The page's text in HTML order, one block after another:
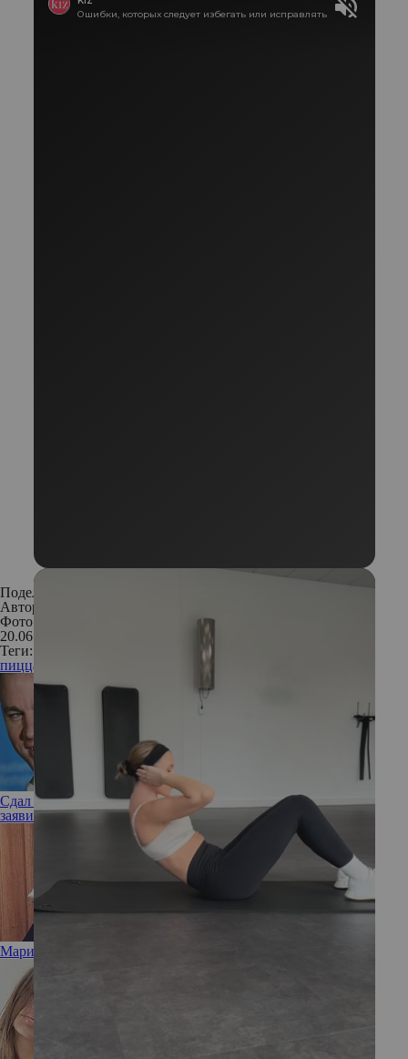
Поделиться:
Автор:
Фото: Instagram
20.06.2017
Теги:
пицца
бомбочка-пицца
Сдал назад: в разгар романа с Зои Кравиц Ченнинг Татум
заявил, что не готов снова жениться
Марион Котийяр стала мамой во второй раз